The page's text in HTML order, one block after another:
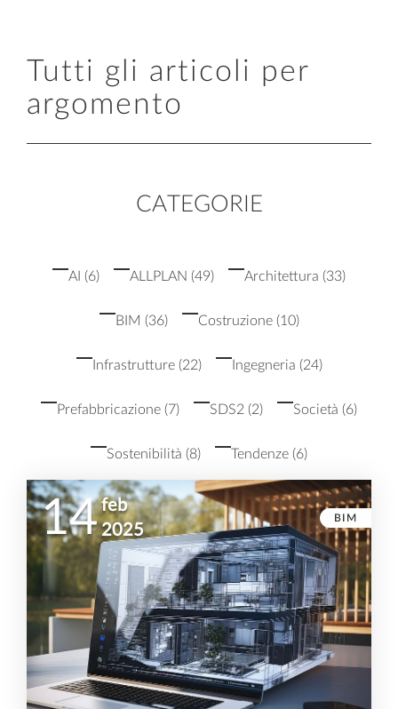
Tutti gli articoli per
argomento
CATEGORIE
AI (6) ALLPLAN (49) Architettura (33)
BIM (36) Costruzione (10)
Infrastrutture (22) Ingegneria (24)
Prefabbricazione (7) SDS2 (2) Società (6)
Sostenibilità (8) Tendenze (6)
14 feb
2025
BIM